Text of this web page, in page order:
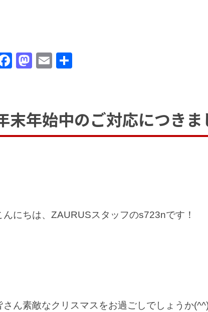
Facebook
Mastodon
Email
共
末年始中のご対応につきま
んにちは、ZAURUSスタッフのs723nです！
さん素敵なクリスマスをお過ごしでしょうか